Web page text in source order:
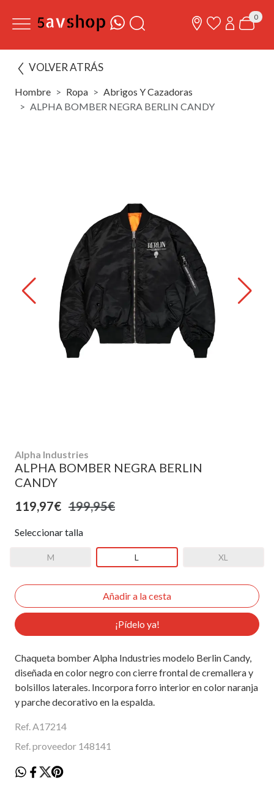
0
VOLVER ATRÁS
Hombre Ropa
Abrigos Y Cazadoras
ALPHA BOMBER NEGRA BERLIN CANDY
Alpha Industries
ALPHA BOMBER NEGRA BERLIN
CANDY
119,97€ 199,95€
Seleccionar talla
M L XL
¡Pídelo ya!
Chaqueta bomber Alpha Industries modelo Berlin Candy,
diseñada en color negro con cierre frontal de cremallera y
bolsillos laterales. Incorpora forro interior en color naranja
y parche decorativo en la espalda.
Ref. A17214
Ref. proveedor 148141